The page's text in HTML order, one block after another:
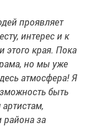
проявляет
интерес и к
этого края. Пока
но мы уже
атмосфера! Я
быть
района за